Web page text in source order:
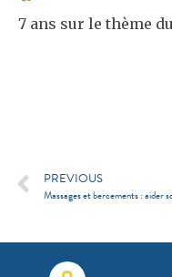
7 ans sur le thème
PREVIOUS